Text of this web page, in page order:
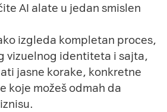
AI alate u jedan smislen
izgleda kompletan proces,
vizuelnog identiteta i sajta,
jasne korake, konkretne
koje možeš odmah da